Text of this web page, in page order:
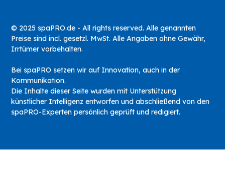
© 2025 spaPRO.de - All rights reserved. Alle genannten
Preise sind incl. gesetzl. MwSt. Alle Angaben ohne Gewähr,
Irrtümer vorbehalten.
Bei spaPRO setzen wir auf Innovation, auch in der
Kommunikation.
Die Inhalte dieser Seite wurden mit Unterstützung
künstlicher Intelligenz entworfen und abschließend von den
spaPRO-Experten persönlich geprüft und redigiert.